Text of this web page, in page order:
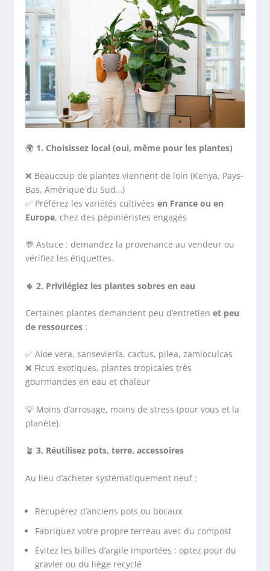
🌍 1. Choisissez local (oui, même pour les plantes)
❌ Beaucoup de plantes viennent de loin (Kenya, Pays-
Bas, Amérique du Sud…)
✅ Préférez les variétés cultivéesen France ou en
Europe, chez des pépiniéristes engagés
💬 Astuce : demandez la provenance au vendeur ou
vérifiez les étiquettes.
🌵 2. Privilégiez les plantes sobres en eau
Certaines plantes demandent peu d’entretienet peu
de ressources :
✅ Aloe vera, sansevieria, cactus, pilea, zamioculcas
❌ Ficus exotiques, plantes tropicales très
gourmandes en eau et chaleur
💡 Moins d’arrosage, moins de stress (pour vous et la
planète).
🪴 3. Réutilisez pots, terre, accessoires
Au lieu d’acheter systématiquement neuf :
Récupérez d’anciens pots ou bocaux
Fabriquez votre propre terreau avec du compost
Évitez les billes d’argile importées : optez pour du
gravier ou du liège recyclé